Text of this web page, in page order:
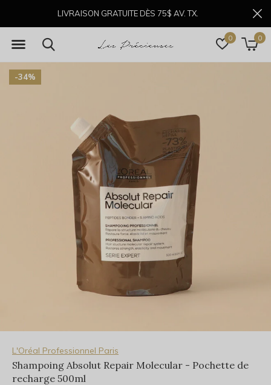
0 0
LIVRAISON GRATUITE DÈS 75$ AV. TX.
-34%
L'Oréal Professionnel Paris
Shampoing Absolut Repair Molecular - Pochette de
recharge 500ml